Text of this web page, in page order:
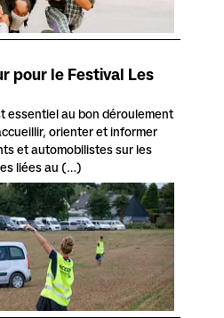
pour le Festival Les
essentiel au bon déroulement
orienter et informer
et automobilistes sur les
liées au (…)